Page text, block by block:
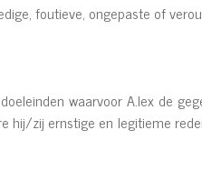
foutieve, ongepaste of
waarvoor A.lex de
hij/zij ernstige en legitieme